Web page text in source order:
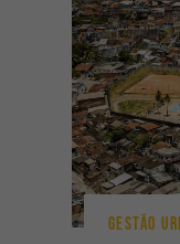
GESTÃO